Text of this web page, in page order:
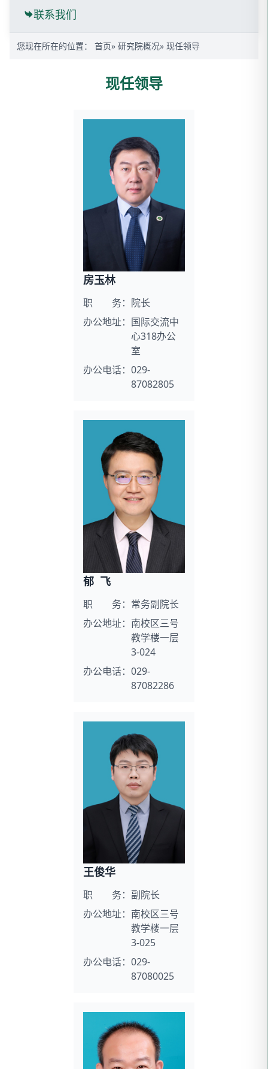
联系我们
您现在所在的位置： 首页» 研究院概况» 现任领导
现任领导
房玉林
职 务： 院长
办公地址： 国际交流中
心318办公
室
办公电话：029-
87082805
郁 飞
职 务： 常务副院长
办公地址： 南校区三号
教学楼一层
3-024
办公电话：029-
87082286
王俊华
职 务： 副院长
办公地址： 南校区三号
教学楼一层
3-025
办公电话：029-
87080025